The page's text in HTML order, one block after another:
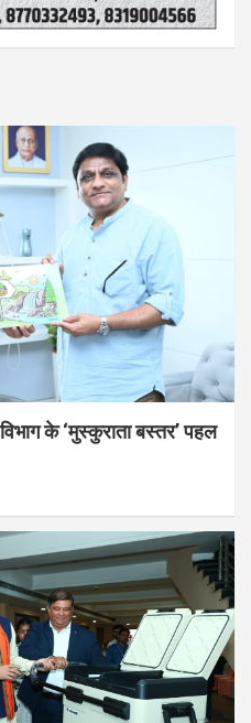
के ‘मुस्कुराता बस्तर’ पहल